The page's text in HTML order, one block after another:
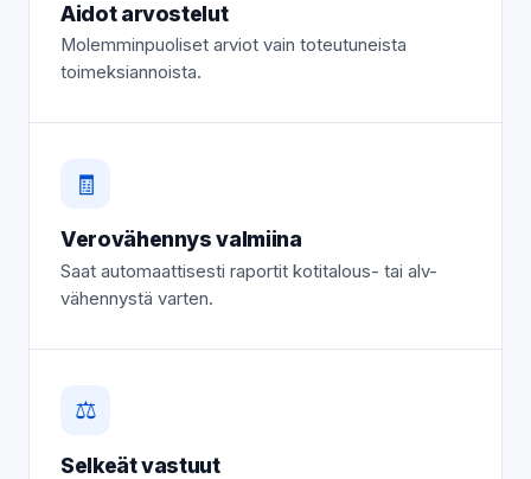
Aidot arvostelut
Molemminpuoliset arviot vain toteutuneista
toimeksiannoista.
🧾
Verovähennys valmiina
Saat automaattisesti raportit kotitalous- tai alv-
vähennystä varten.
⚖️
Selkeät vastuut